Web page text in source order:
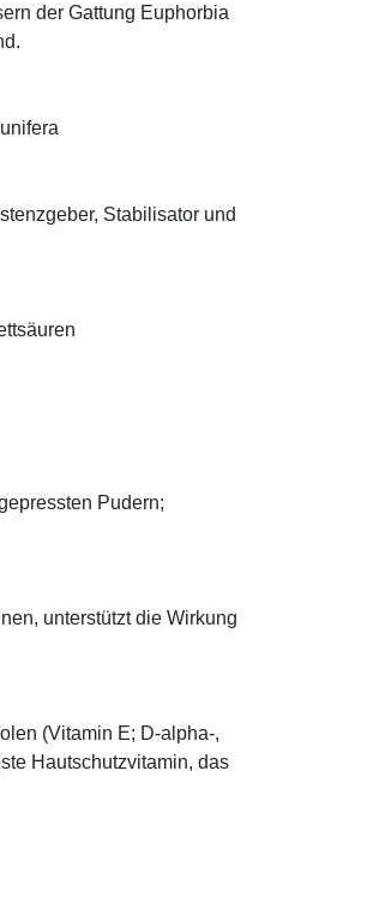
der Gattung Euphorbia
Stabilisator und
Pudern;
unterstützt die Wirkung
(Vitamin E; D-alpha-,
Hautschutzvitamin, das